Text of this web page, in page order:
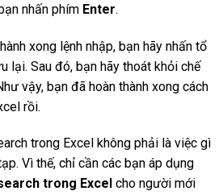
nhấn phím Enter.
xong lệnh nhập, bạn hãy nhấn tổ
lại. Sau đó, bạn hãy thoát khỏi chế
vậy, bạn đã hoàn thành xong cách
rồi.
trong Excel không phải là việc gì
Vì thế, chỉ cần các bạn áp dụng
trong Excel cho người mới